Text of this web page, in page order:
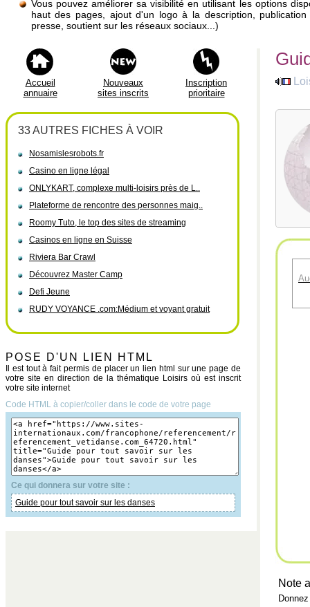
Vous pouvez améliorer sa visibilité en utilisant les options
haut des pages, ajout d'un logo à la description,
presse, soutient sur les réseaux sociaux...)
Accueil
annuaire
Nouveaux
sites inscrits
Inscription
prioritaire
33 AUTRES FICHES À VOIR
Nosamislesrobots.fr
Casino en ligne légal
ONLYKART, complexe multi-loisirs près de L..
Plateforme de rencontre des personnes maig..
Roomy Tuto, le top des sites de streaming
Casinos en ligne en Suisse
Riviera Bar Crawl
Découvrez Master Camp
Defi Jeune
RUDY VOYANCE .com:Médium et voyant gratuit
POSE D'UN LIEN HTML
Il est tout à fait permis de placer un lien html sur une page de
votre site en direction de la thématique Loisirs où est inscrit
votre site internet
Code HTML à copier/coller dans le code de votre page
Ce qui donnera sur votre site :
Guide pour tout savoir sur les danses
Note